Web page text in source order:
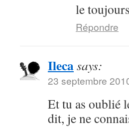
le
Répondre
Ilecasays:
23 septembre
Et tu as oublié
dit, je ne